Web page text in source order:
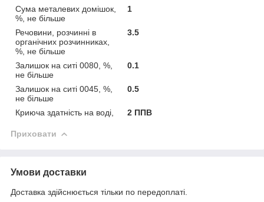
Сума металевих домішок,
%, не більше
1
Речовини, розчинні в
органічних розчинниках,
%, не більше
3.5
Залишок на ситі 0080, %,
не більше
0.1
Залишок на ситі 0045, %,
не більше
0.5
Криюча здатність на воді, 2 ППВ
Приховати
Умови доставки
Доставка здійснюється тільки по передоплаті.